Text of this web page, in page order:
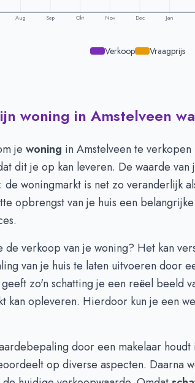
Aug Sep Okt Nov Dec Jan
Verkoop Vraagprijs
per maand -Amstelveen
Vraagprijs
Verkoopprijs
€ 719.935
€ 678.452
€ 733.314
€ 720.537
€ 729.471
€ 703.247
€ 800.258
€ 663.770
€ 660.400
€ 703.427
€ 708.170
woning in Amstelveen
je woning in Amstelveen te verkopen
dit je op kan leveren. De waarde van
de woningmarkt is net zo veranderlijk
opbrengst van je huis een
de verkoop van je woning? Het kan
van je huis te laten uitvoeren door
zo'n schatting je een reëel beeld
kan opleveren. Hierdoor kun je een
door een makelaar
op diverse aspecten. Daarna